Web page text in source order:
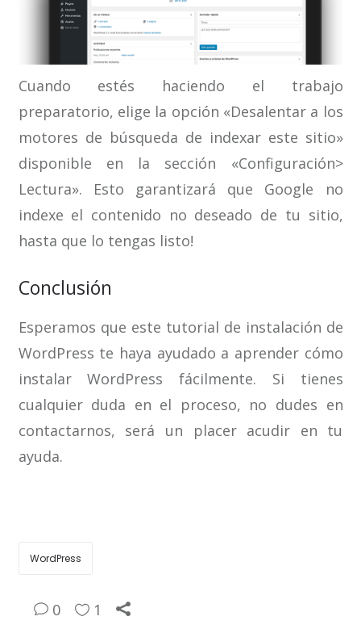
Cuando estés haciendo el trabajo
preparatorio, elige la opción «Desalentar a los
motores de búsqueda de indexar este sitio»
disponible en la sección «Configuración>
Lectura». Esto garantizará que Google no
indexe el contenido no deseado de tu sitio,
hasta que lo tengas listo!
Conclusión
Esperamos que este tutorial de instalación de
WordPress te haya ayudado a aprender cómo
instalar WordPress fácilmente. Si tienes
cualquier duda en el proceso, no dudes en
contactarnos, será un placer acudir en tu
ayuda.
WordPress
0 1